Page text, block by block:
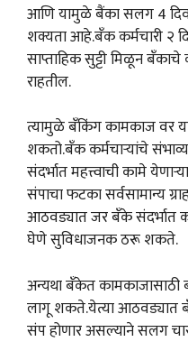
आणि यामुळे बैंका सलग 4
शक्यता आहे.बँक कर्मचारी २
साप्ताहिक सुट्टी मिळून
राहतील.
त्यामुळे बँकिंग कामकाज वर
शकतो.बँक कर्मचाऱ्यांचे
संदर्भात महत्त्वाची कामे
संपाचा फटका सर्वसामान्य
आठवड्यात जर बँके संदर्भात
घेणे सुविधाजनक ठरू शकते.
अन्यथा बँकेत कामकाजासाठी
लागू शकते.येत्या आठवड्यात
संप होणार असल्याने सलग